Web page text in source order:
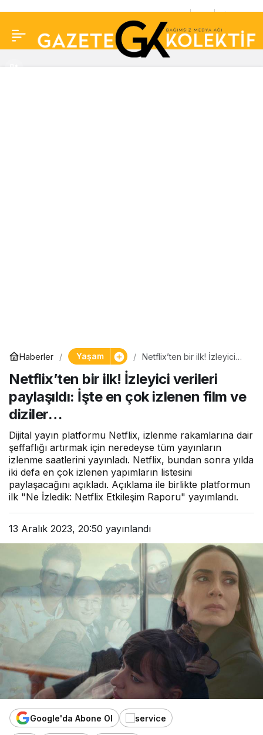
Haberler Yaşam
Netflix’ten bir ilk! İzleyici
çok izlenen film ve diziler…
Netflix’ten bir ilk! İzleyici verileri
paylaşıldı: İşte en çok izlenen film ve
diziler…
Dijital yayın platformu Netflix, izlenme rakamlarına dair
şeffaflığı artırmak için neredeyse tüm yayınların
izlenme saatlerini yayınladı. Netflix, bundan sonra yılda
iki defa en çok izlenen yapımların listesini
paylaşacağını açıkladı. Açıklama ile birlikte platformun
ilk "Ne İzledik: Netflix Etkileşim Raporu" yayımlandı.
13 Aralık 2023, 20:50 yayınlandı
Google'da Abone Ol
Büyükçekmece Gölü